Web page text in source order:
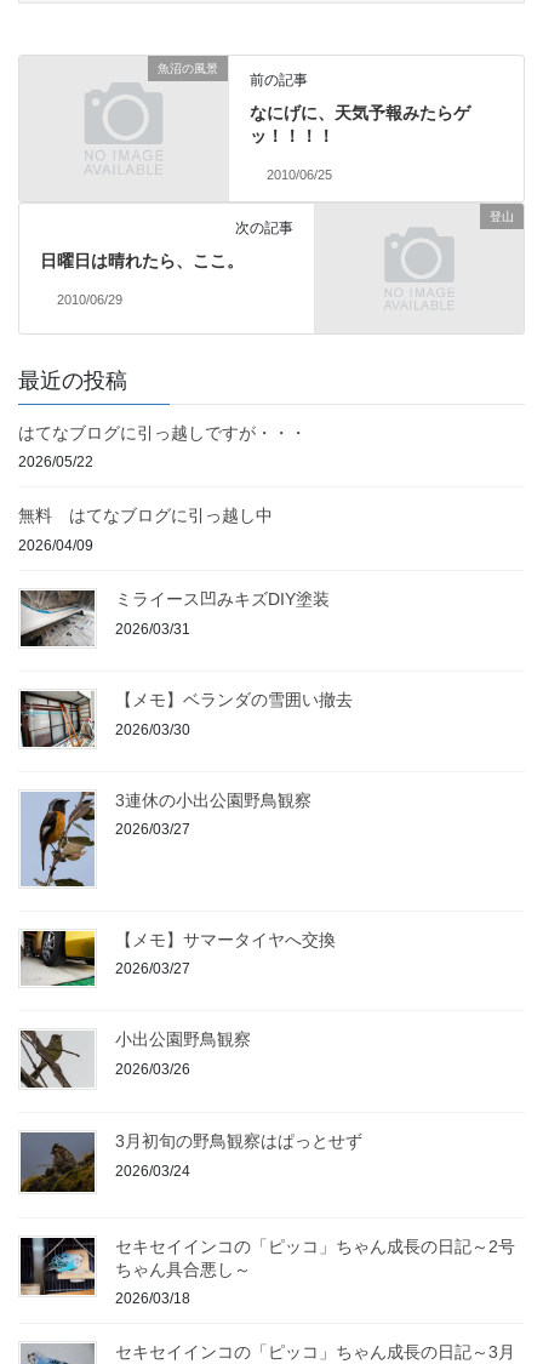
魚沼の風景
前の記事
なにげに、天気予報みたらゲ
ッ！！！！
2010/06/25
登山
次の記事
日曜日は晴れたら、ここ。
2010/06/29
最近の投稿
はてなブログに引っ越しですが・・・
2026/05/22
無料 はてなブログに引っ越し中
2026/04/09
ミライース凹みキズDIY塗装
2026/03/31
【メモ】ベランダの雪囲い撤去
2026/03/30
3連休の小出公園野鳥観察
2026/03/27
【メモ】サマータイヤへ交換
2026/03/27
小出公園野鳥観察
2026/03/26
3月初旬の野鳥観察はぱっとせず
2026/03/24
セキセイインコの「ピッコ」ちゃん成長の日記～2号
ちゃん具合悪し～
2026/03/18
セキセイインコの「ピッコ」ちゃん成長の日記～3月